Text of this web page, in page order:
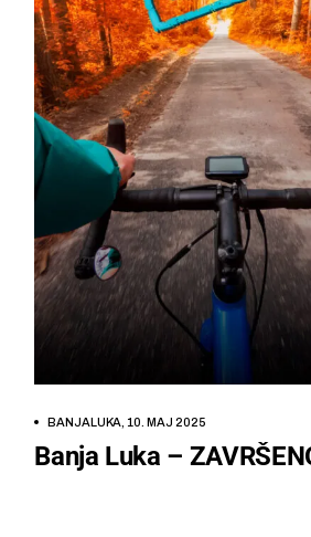
ZAVRŠENO
BANJALUKA, 10. MAJ 2025
Banja Luka –